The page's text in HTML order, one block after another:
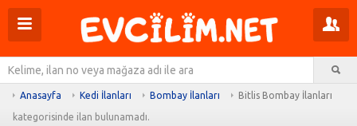
Menüyü
aç
Anasayfa Kedi İlanları Bombay İlanları Bitlis Bombay İlanları
kategorisinde ilan bulunamadı.